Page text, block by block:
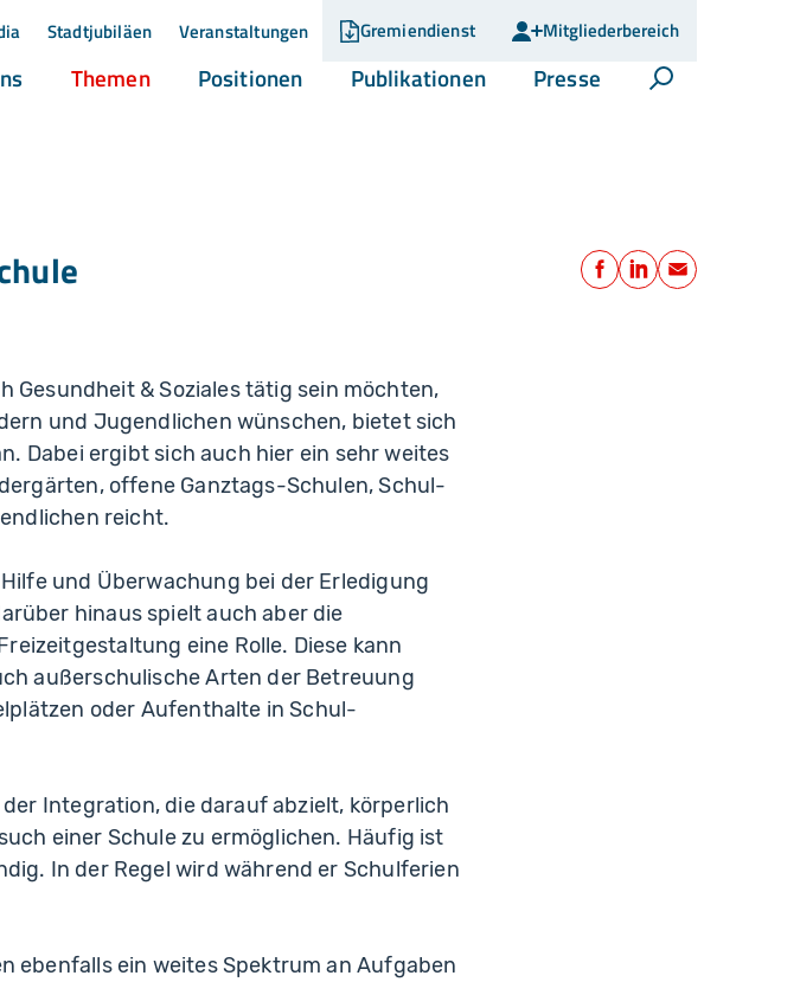
Stadtjubiläen Veranstaltungen Gremiendienst Mitgliederbereich
(current)Themen(current)Positionen(current)Publikationen(current)Presse (current)Suche öffnen
Teilen
Facebook
LinkedIn
E-Mail
Gesundheit & Soziales tätig sein möchten,
und Jugendlichen wünschen, bietet sich
Dabei ergibt sich auch hier ein sehr weites
offene Ganztags-Schulen, Schul-
reicht.
und Überwachung bei der Erledigung
hinaus spielt auch aber die
eine Rolle. Diese kann
außerschulische Arten der Betreuung
oder Aufenthalte in Schul-
Integration, die darauf abzielt, körperlich
einer Schule zu ermöglichen. Häufig ist
In der Regel wird während er Schulferien
ebenfalls ein weites Spektrum an Aufgaben